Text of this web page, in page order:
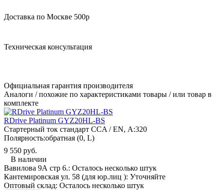
Доставка по Москве 500р
Техническая консультация
Официальная гарантия производителя
Аналоги / похожие по характеристиками товары / или товар в
комплекте
RDrive Platinum GYZ20HL-BS
Стартерный ток стандарт CCA / EN, А:320
Полярность:обратная (0, L)
9 550 руб.
В наличии
Вавилова 9А стр 6.: Осталось несколько штук
Кантемировская ул. 58 (для юр.лиц ): Уточняйте
Оптовый склад: Осталось несколько штук